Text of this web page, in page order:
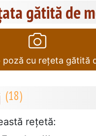
gătită de
poză cu rețeta gătită
reţetă: